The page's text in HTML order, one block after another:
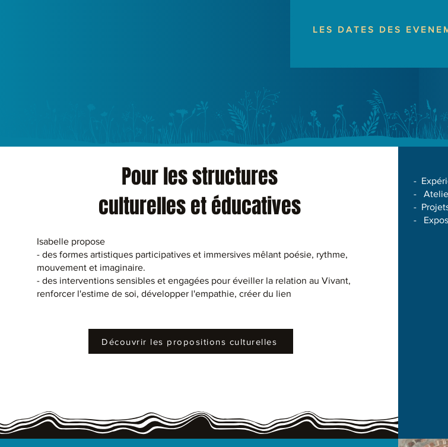
LES DATES DES
Pour les structures
culturelles et éducatives
Isabelle propose
- des formes artistiques participatives et immersives mêlant poésie, rythme,
mouvement et imaginaire.
- des interventions sensibles et engagées pour éveiller la relation au Vivant,
renforcer l'estime de soi, développer l'empathie, créer du lien
Découvrir les propositions culturelles
-
-
-
-